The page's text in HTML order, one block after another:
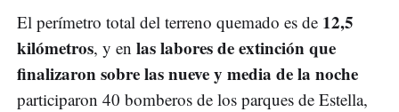
El perímetro total del terreno quemado es de 12,5
kilómetros, y en las labores de extinción que
finalizaron sobre las nueve y media de la noche
participaron 40 bomberos de los parques de Estella,